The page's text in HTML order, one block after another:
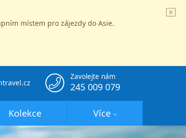
místem pro zájezdy do Asie.
Zavolejte nám
245 009 079
Kolekce Více